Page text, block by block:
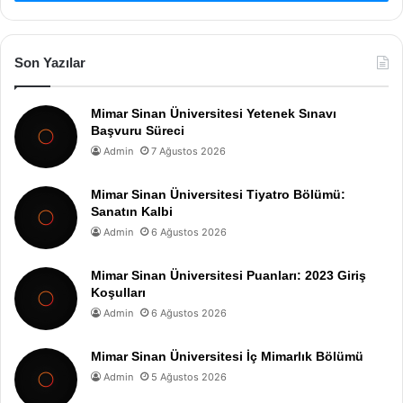
Son Yazılar
Mimar Sinan Üniversitesi Yetenek Sınavı
Başvuru Süreci
Admin 7 Ağustos 2026
Mimar Sinan Üniversitesi Tiyatro Bölümü:
Sanatın Kalbi
Admin 6 Ağustos 2026
Mimar Sinan Üniversitesi Puanları: 2023 Giriş
Koşulları
Admin 6 Ağustos 2026
Mimar Sinan Üniversitesi İç Mimarlık Bölümü
Admin 5 Ağustos 2026